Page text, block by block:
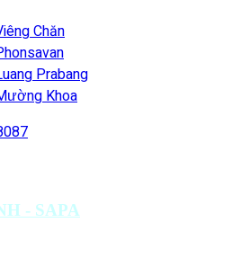
Chăn
Prabang
Khoa
- SAPA